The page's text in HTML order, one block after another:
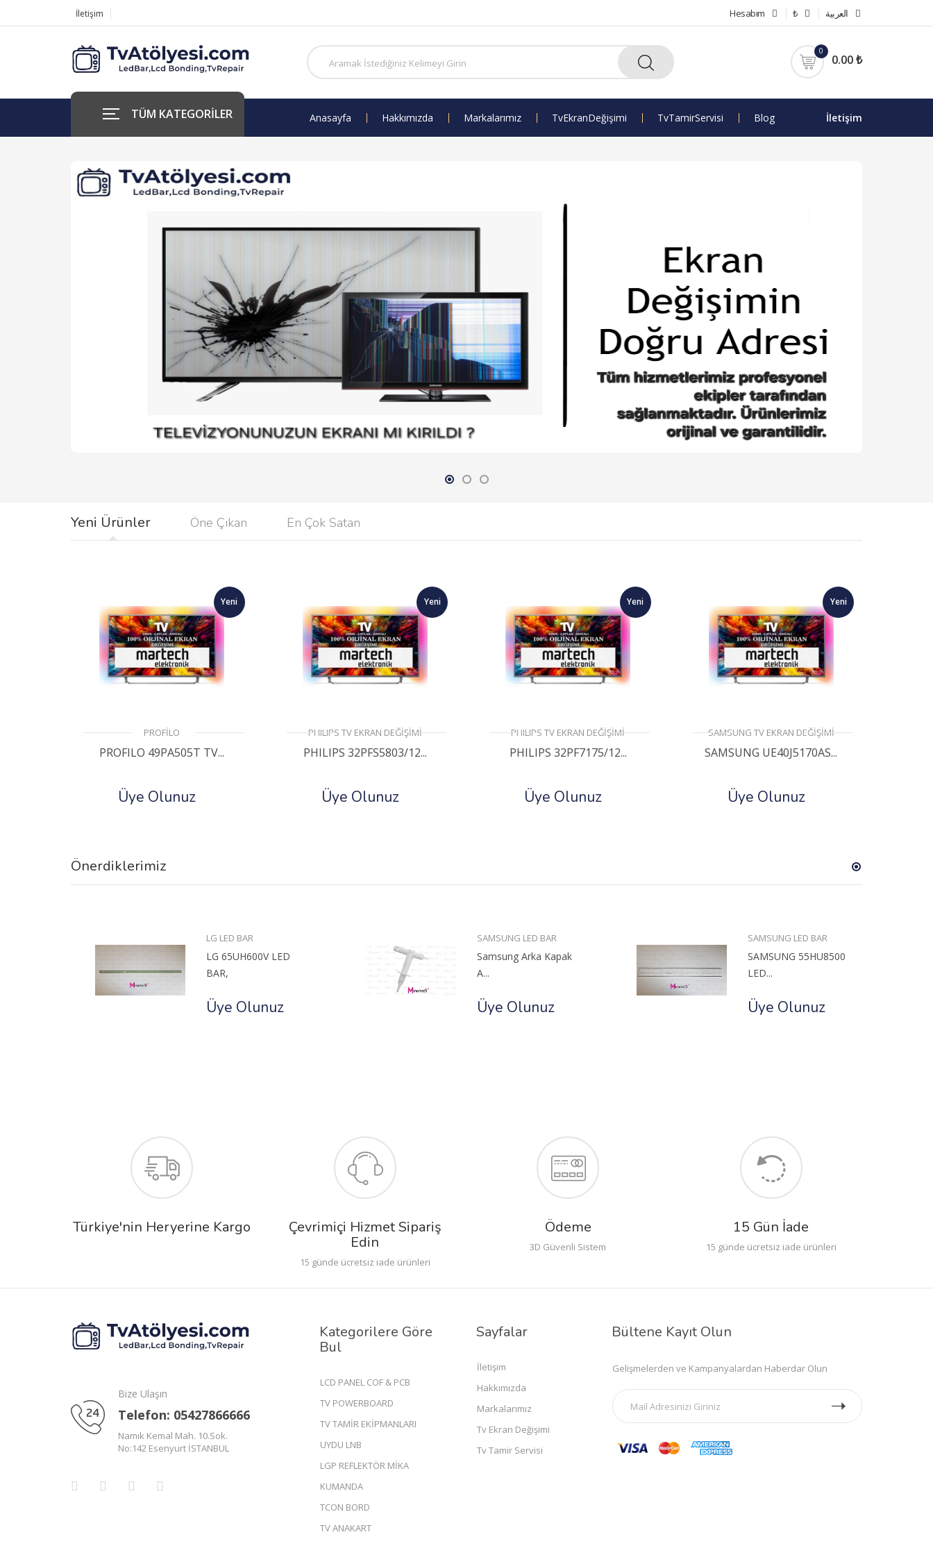
İletişim Hesabım ₺ العربية
0
0.00 ₺
TÜM KATEGORİLER Anasayfa Hakkımızda Markalarımız Tv Ekran Değişimi Tv Tamir Servisi Blog İletişim
Yeni Ürünler Öne Çıkan En Çok Satan
Yeni
PROFİLO
PROFILO 49PA505T TV...
Üye Olunuz
Yeni
PHILIPS TV EKRAN DEĞİŞİMİ
PHILIPS 32PFS5803/12...
Üye Olunuz
Yeni
PHILIPS TV EKRAN DEĞİŞİMİ
PHILIPS 32PF7175/12...
Üye Olunuz
Yeni
SAMSUNG TV EKRAN DEĞİŞİMİ
SAMSUNG UE40J5170AS...
Üye Olunuz
Önerdiklerimiz
LG LED BAR
LG 65UH600V LED
BAR,
Üye Olunuz
SAMSUNG LED BAR
Samsung Arka Kapak
A...
Üye Olunuz
SAMSUNG LED BAR
SAMSUNG 55HU8500
LED...
Üye Olunuz
Türkiye'nin Heryerine Kargo
Çevrimiçi Hizmet Sipariş
Edin
15 günde ücretsiz iade ürünleri
Ödeme
3D Güvenli Sistem
15 Gün İade
15 günde ücretsiz iade ürünleri
Bize Ulaşın
Telefon: 05427866666
Namık Kemal Mah. 10.Sok.
No:142 Esenyurt İSTANBUL
Kategorilere Göre
Bul
LCD PANEL COF & PCB
TV POWERBOARD
TV TAMİR EKİPMANLARI
UYDU LNB
LGP REFLEKTÖR MİKA
KUMANDA
TCON BORD
TV ANAKART
Sayfalar
İletişim
Hakkımızda
Markalarımız
Tv Ekran Değişimi
Tv Tamir Servisi
Bültene Kayıt Olun
Gelişmelerden ve Kampanyalardan Haberdar Olun